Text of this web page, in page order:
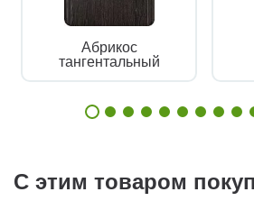
Абрикос
тангентальный
С этим товаром